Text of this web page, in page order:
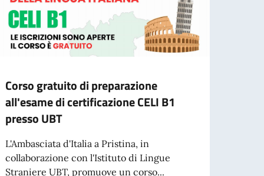
Corso gratuito di preparazione
all'esame di certificazione CELI B1
presso UBT
L'Ambasciata d'Italia a Pristina, in
collaborazione con l'Istituto di Lingue
Straniere UBT, promuove un corso...